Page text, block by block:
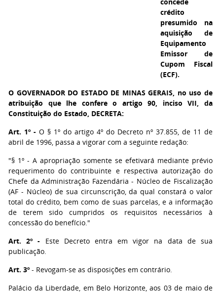
crédito
presumido na
aquisição de
Equipamento
Emissor de
Cupom Fiscal
(ECF).
O GOVERNADOR DO ESTADO DE MINAS GERAIS, no uso de
atribuição que lhe confere o artigo 90, inciso VII, da
Constituição do Estado, DECRETA:
Art. 1º - O § 1º do artigo 4º do Decreto nº 37.855, de 11 de
abril de 1996, passa a vigorar com a seguinte redação:
"§ 1º - A apropriação somente se efetivará mediante prévio
requerimento do contribuinte e respectiva autorização do
Chefe da Administração Fazendária - Núcleo de Fiscalização
(AF - Núcleo) de sua circunscrição, da qual constará o valor
total do crédito, bem como de suas parcelas, e a informação
de terem sido cumpridos os requisitos necessários à
concessão do benefício."
Art. 2º - Este Decreto entra em vigor na data de sua
publicação.
Art. 3º - Revogam-se as disposições em contrário.
Palácio da Liberdade, em Belo Horizonte, aos 03 de maio de